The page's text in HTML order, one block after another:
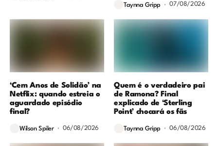
Taynna Gripp 07/08/2026
‘Cem Anos de Solidão’ na
Netflix: quando estreia o
aguardado episódio
final?
Wilson Spiler 06/08/2026
Quem é o verdadeiro pai
de Ramona? Final
explicado de ‘Sterling
Point’ chocará os fãs
Taynna Gripp 06/08/2026